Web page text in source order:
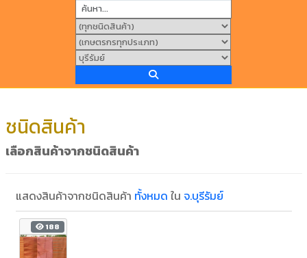
ชนิดสินค้า
เลือกสินค้าจากชนิดสินค้า
แสดงสินค้าจากชนิดสินค้า ทั้งหมด ใน จ.บุรีรัมย์
188